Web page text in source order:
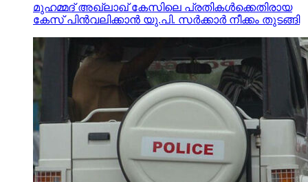
മുഹമ്മദ് അഖ്‌ലാഖ് കേസിലെ പ്രതികള്‍ക്കെതിരായ
കേസ് പിന്‍വലിക്കാന്‍ യു.പി. സര്‍ക്കാര്‍ നീക്കം തുടങ്ങി